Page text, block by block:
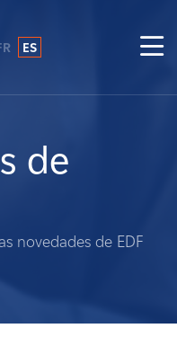
ES
de
novedades de EDF